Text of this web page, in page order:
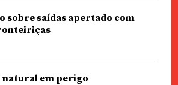
sobre saídas apertado com
natural em perigo